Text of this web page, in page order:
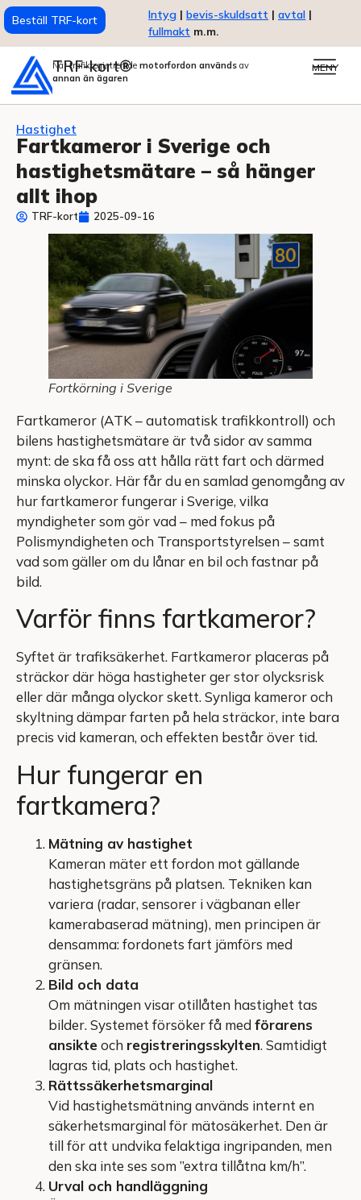
Beställ TRF-kort Intyg | bevis-skuldsatt | avtal |
fullmakt m.m.
TRF-kort®
När trafikregistrerade motorfordon används av
annan än ägaren
MENY
Hastighet
Fartkameror i Sverige och
hastighetsmätare – så hänger
allt ihop
TRF-kort 2025-09-16
Fortkörning i Sverige
Fartkameror (ATK – automatisk trafikkontroll) och
bilens hastighetsmätare är två sidor av samma
mynt: de ska få oss att hålla rätt fart och därmed
minska olyckor. Här får du en samlad genomgång av
hur fartkameror fungerar i Sverige, vilka
myndigheter som gör vad – med fokus på
Polismyndigheten och Transportstyrelsen – samt
vad som gäller om du lånar en bil och fastnar på
bild.
Varför finns fartkameror?
Syftet är trafiksäkerhet. Fartkameror placeras på
sträckor där höga hastigheter ger stor olycksrisk
eller där många olyckor skett. Synliga kameror och
skyltning dämpar farten på hela sträckor, inte bara
precis vid kameran, och effekten består över tid.
Hur fungerar en
fartkamera?
Mätning av hastighet
Kameran mäter ett fordon mot gällande
hastighetsgräns på platsen. Tekniken kan
variera (radar, sensorer i vägbanan eller
kamerabaserad mätning), men principen är
densamma: fordonets fart jämförs med
gränsen.
Bild och data
Om mätningen visar otillåten hastighet tas
bilder. Systemet försöker få med förarens
ansikteoch registreringsskylten. Samtidigt
lagras tid, plats och hastighet.
Rättssäkerhetsmarginal
Vid hastighetsmätning används internt en
säkerhetsmarginal för mätosäkerhet. Den är
till för att undvika felaktiga ingripanden, men
den ska inte ses som ”extra tillåtna km/h”.
Urval och handläggning